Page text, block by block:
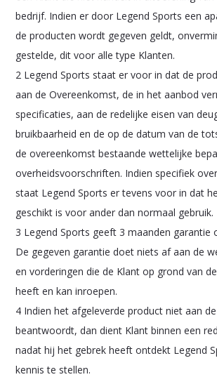
bedrijf. Indien er door Legend Sports een
de producten wordt gegeven geldt,
gestelde, dit voor alle type Klanten.
2 Legend Sports staat er voor in dat de
aan de Overeenkomst, de in het aanbod
specificaties, aan de redelijke eisen van
bruikbaarheid en de op de datum van de
de overeenkomst bestaande wettelijke
overheidsvoorschriften. Indien specifiek
staat Legend Sports er tevens voor in dat
geschikt is voor ander dan normaal gebruik.
3 Legend Sports geeft 3 maanden garantie
De gegeven garantie doet niets af aan de
en vorderingen die de Klant op grond van
heeft en kan inroepen.
4 Indien het afgeleverde product niet aan
beantwoordt, dan dient Klant binnen een
nadat hij het gebrek heeft ontdekt Legend
kennis te stellen.